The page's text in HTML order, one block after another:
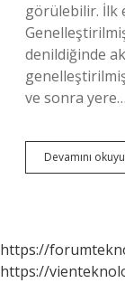
görülebilir. İlk
denildiğinde
ve sonra yere…
Devamını
https://
https://